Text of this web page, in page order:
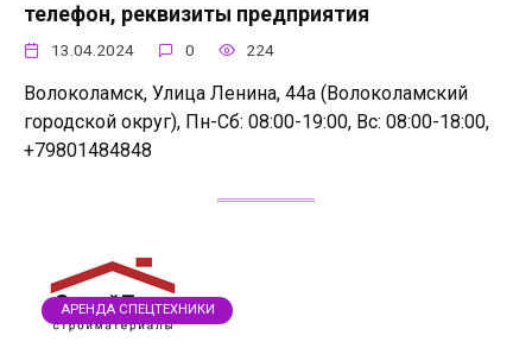
телефон, реквизиты предприятия
13.04.2024 0 224
Волоколамск, Улица Ленина, 44а (Волоколамский
городской округ), Пн-Сб: 08:00-19:00, Вс: 08:00-18:00,
+79801484848
АРЕНДА СПЕЦТЕХНИКИ